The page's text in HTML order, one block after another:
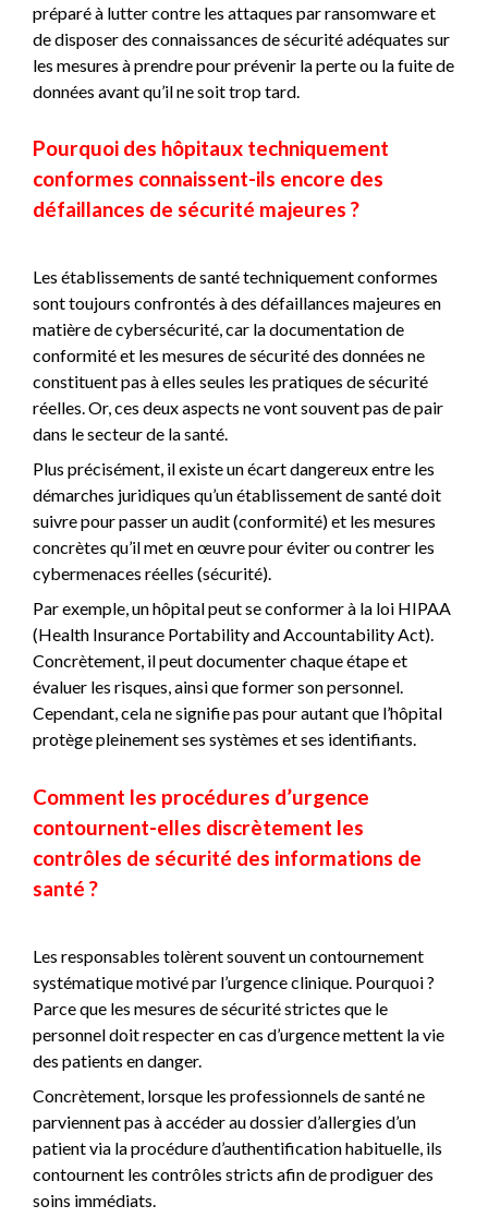
préparé à lutter contre les attaques par ransomware et
de disposer des connaissances de sécurité adéquates sur
les mesures à prendre pour prévenir la perte ou la fuite de
données avant qu’il ne soit trop tard.
Pourquoi des hôpitaux techniquement
conformes connaissent-ils encore des
défaillances de sécurité majeures ?
Les établissements de santé techniquement conformes
sont toujours confrontés à des défaillances majeures en
matière de cybersécurité, car la documentation de
conformité et les mesures de sécurité des données ne
constituent pas à elles seules les pratiques de sécurité
réelles. Or, ces deux aspects ne vont souvent pas de pair
dans le secteur de la santé.
Plus précisément, il existe un écart dangereux entre les
démarches juridiques qu’un établissement de santé doit
suivre pour passer un audit (conformité) et les mesures
concrètes qu’il met en œuvre pour éviter ou contrer les
cybermenaces réelles (sécurité).
Par exemple, un hôpital peut se conformer à la loi HIPAA
(Health Insurance Portability and Accountability Act).
Concrètement, il peut documenter chaque étape et
évaluer les risques, ainsi que former son personnel.
Cependant, cela ne signifie pas pour autant que l’hôpital
protège pleinement ses systèmes et ses identifiants.
Comment les procédures d’urgence
contournent-elles discrètement les
contrôles de sécurité des informations de
santé ?
Les responsables tolèrent souvent un contournement
systématique motivé par l’urgence clinique. Pourquoi ?
Parce que les mesures de sécurité strictes que le
personnel doit respecter en cas d’urgence mettent la vie
des patients en danger.
Concrètement, lorsque les professionnels de santé ne
parviennent pas à accéder au dossier d’allergies d’un
patient via la procédure d’authentification habituelle, ils
contournent les contrôles stricts afin de prodiguer des
soins immédiats.